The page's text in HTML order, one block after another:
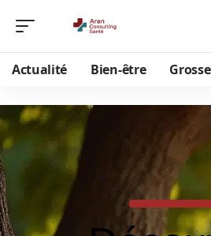
Actualité Bien-être